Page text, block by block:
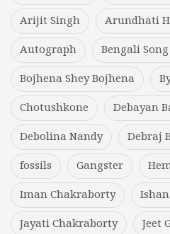
Arijit Singh
Arundhati
Autograph
Bengali
Bojhena Shey Bojhena
Chotushkone
Debayan
Debolina Nandy
Debraj
fossils
Gangster
Iman Chakraborty
Jayati Chakraborty
Jeet